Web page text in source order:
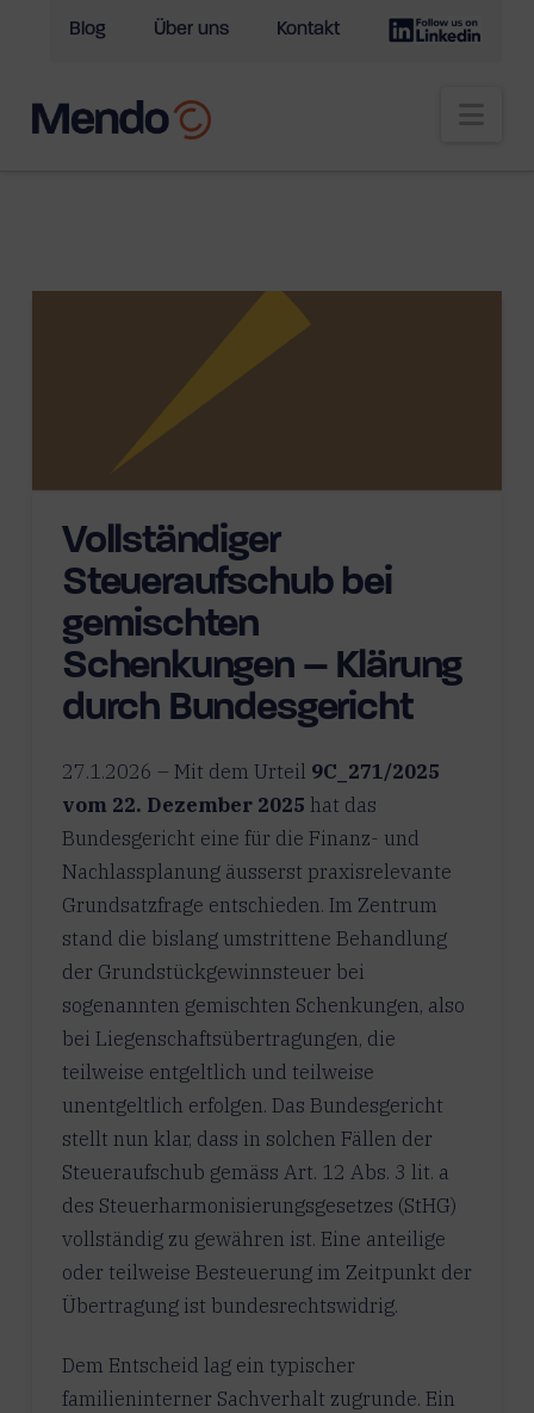
Blog Über uns Kontakt
Vollständiger
Steueraufschub bei
gemischten
Schenkungen – Klärung
durch Bundesgericht
27.1.2026 – Mit dem Urteil 9C_271/2025
vom 22. Dezember 2025 hat das
Bundesgericht eine für die Finanz- und
Nachlassplanung äusserst praxisrelevante
Grundsatzfrage entschieden. Im Zentrum
stand die bislang umstrittene Behandlung
der Grundstückgewinnsteuer bei
sogenannten gemischten Schenkungen, also
bei Liegenschaftsübertragungen, die
teilweise entgeltlich und teilweise
unentgeltlich erfolgen. Das Bundesgericht
stellt nun klar, dass in solchen Fällen der
Steueraufschub gemäss Art. 12 Abs. 3 lit. a
des Steuerharmonisierungsgesetzes (StHG)
vollständig zu gewähren ist. Eine anteilige
oder teilweise Besteuerung im Zeitpunkt der
Übertragung ist bundesrechtswidrig.
Dem Entscheid lag ein typischer
familieninterner Sachverhalt zugrunde. Ein